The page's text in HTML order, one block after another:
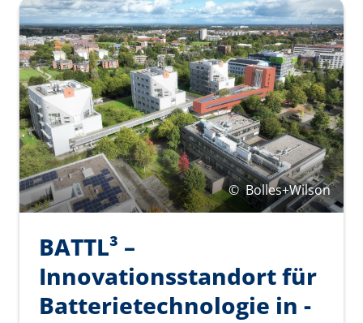
© Bolles+Wilson
BATTL³ –
Innovationsstandort für
Batterietechnologie in ­